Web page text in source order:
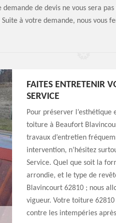
demande de devis ne vous sera
à votre demande, nous vous
FAITES ENTRETENIR
SERVICE
Pour préserver
toiture à Beaufort
travaux d’entretien
intervention, n’hésitez
Service. Quel que soit la
arrondie, et le type de
Blavincourt 62810 ; nous
vigueur. Votre toiture
contre les intempéries